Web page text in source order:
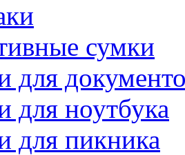
сумки
для
для ноутбука
для пикника